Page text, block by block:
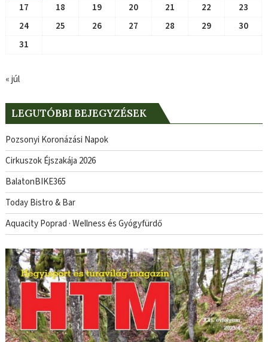
17
18 19 20 21 22
23
24
25 26 27 28 29
30
31
« júl
LEGUTÓBBI BEJEGYZÉSEK
Pozsonyi Koronázási Napok
Cirkuszok Éjszakája 2026
BalatonBIKE365
Today Bistro & Bar
Aquacity Poprad · Wellness és Gyógyfürdő